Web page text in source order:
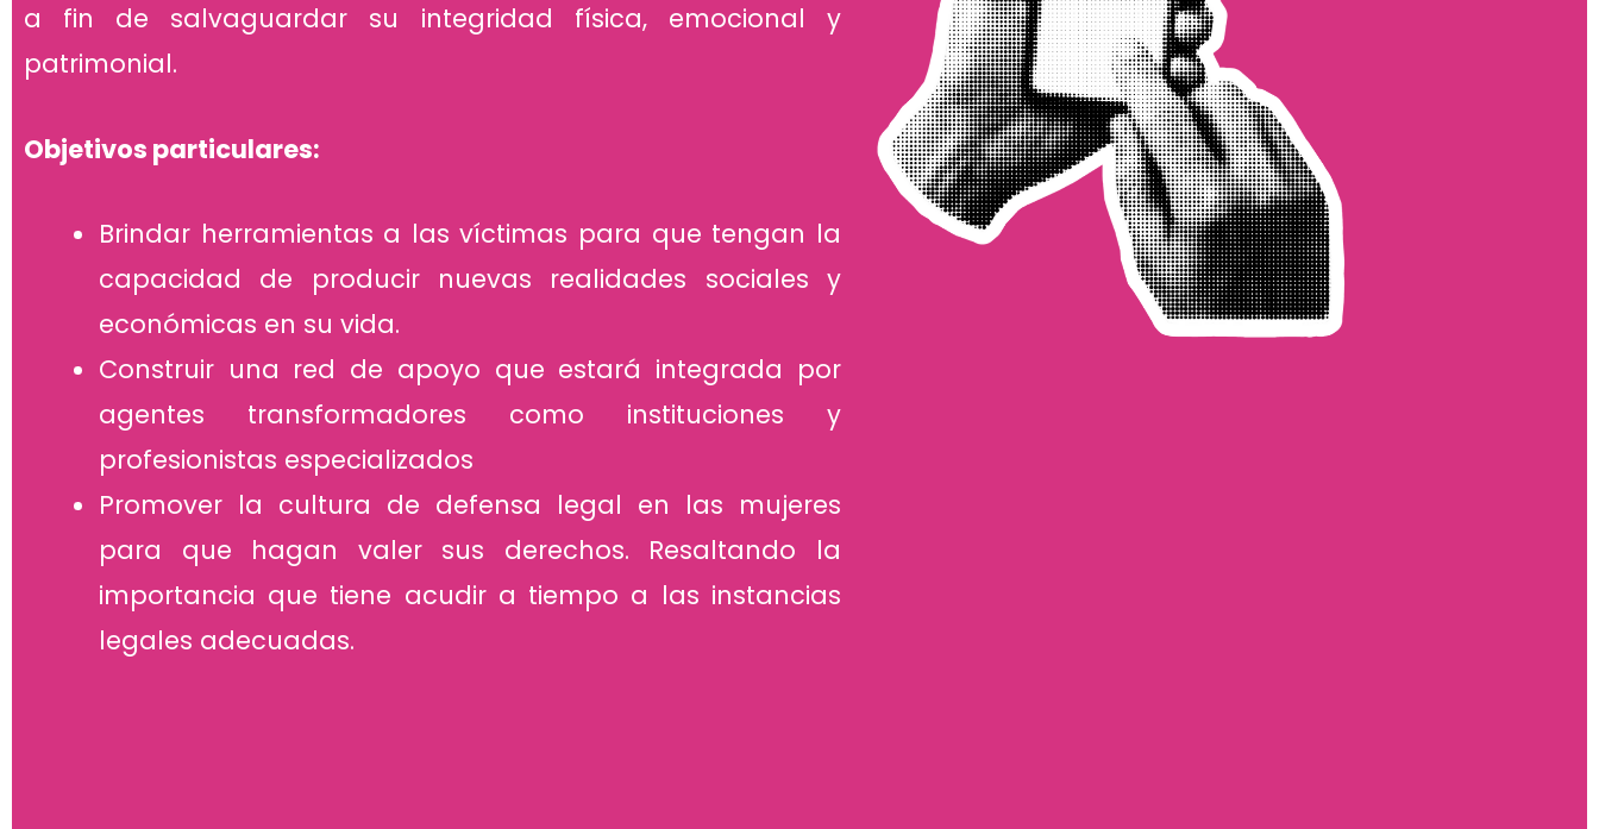
a fin de salvaguardar su integridad física, emocional y
patrimonial.
Objetivos particulares:
Brindar herramientas a las víctimas para que tengan la
capacidad de producir nuevas realidades sociales y
económicas en su vida.
Construir una red de apoyo que estará integrada por
agentes transformadores como instituciones y
profesionistas especializados
Promover la cultura de defensa legal en las mujeres
para que hagan valer sus derechos. Resaltando la
importancia que tiene acudir a tiempo a las instancias
legales adecuadas.